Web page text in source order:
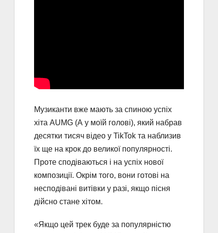
Музиканти вже мають за спиною успіх
хіта AUMG (А у моїй голові), який набрав
десятки тисяч відео у TikTok та наблизив
їх ще на крок до великої популярності.
Проте сподіваються і на успіх нової
композиції. Окрім того, вони готові на
несподівані витівки у разі, якщо пісня
дійсно стане хітом.
«Якщо цей трек буде за популярністю